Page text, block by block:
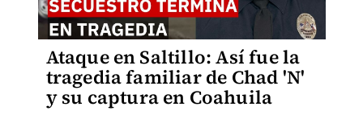
Ataque en Saltillo: Así fue la
tragedia familiar de Chad 'N'
y su captura en Coahuila